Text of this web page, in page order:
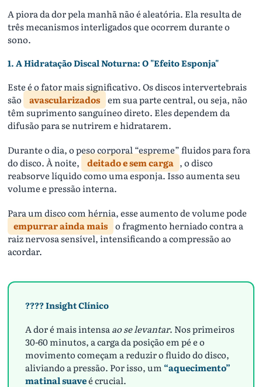
A piora da dor pela manhã não é aleatória. Ela resulta de
três mecanismos interligados que ocorrem durante o
sono.
1. A Hidratação Discal Noturna: O "Efeito Esponja"
Este é o fator mais significativo. Os discos intervertebrais
são
avascularizados em sua parte central, ou seja, não
têm suprimento sanguíneo direto. Eles dependem da
difusão para se nutrirem e hidratarem.
Durante o dia, o peso corporal “espreme” fluidos para fora
do disco. À noite,
deitado e sem carga , o disco
reabsorve líquido como uma esponja. Isso aumenta seu
volume e pressão interna.
Para um disco com hérnia, esse aumento de volume pode
empurrar ainda mais o fragmento herniado contra a
raiz nervosa sensível, intensificando a compressão ao
acordar.
???? Insight Clínico
A dor é mais intensaao se levantar. Nos primeiros
30-60 minutos, a carga da posição em pé e o
movimento começam a reduzir o fluido do disco,
aliviando a pressão. Por isso, um “aquecimento”
matinal suaveé crucial.